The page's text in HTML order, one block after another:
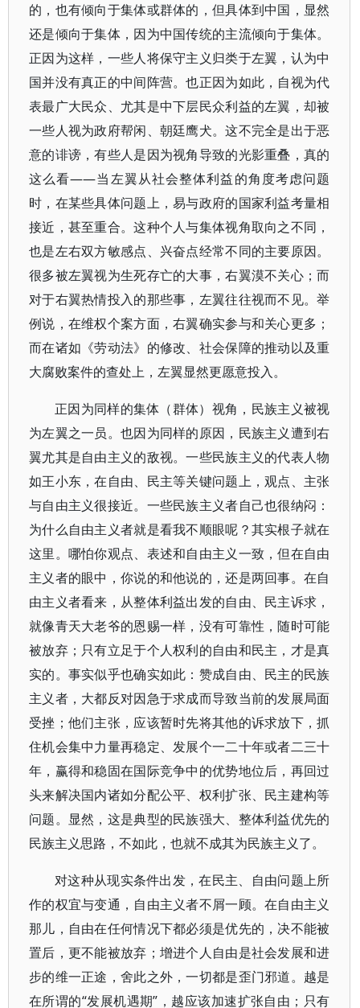
的，也有倾向于集体或群体的，但具体到中国，显然
还是倾向于集体，因为中国传统的主流倾向于集体。
正因为这样，一些人将保守主义归类于左翼，认为中
国并没有真正的中间阵营。也正因为如此，自视为代
表最广大民众、尤其是中下层民众利益的左翼，却被
一些人视为政府帮闲、朝廷鹰犬。这不完全是出于恶
意的诽谤，有些人是因为视角导致的光影重叠，真的
这么看——当左翼从社会整体利益的角度考虑问题
时，在某些具体问题上，易与政府的国家利益考量相
接近，甚至重合。这种个人与集体视角取向之不同，
也是左右双方敏感点、兴奋点经常不同的主要原因。
很多被左翼视为生死存亡的大事，右翼漠不关心；而
对于右翼热情投入的那些事，左翼往往视而不见。举
例说，在维权个案方面，右翼确实参与和关心更多；
而在诸如《劳动法》的修改、社会保障的推动以及重
大腐败案件的查处上，左翼显然更愿意投入。
正因为同样的集体（群体）视角，民族主义被视
为左翼之一员。也因为同样的原因，民族主义遭到右
翼尤其是自由主义的敌视。一些民族主义的代表人物
如王小东，在自由、民主等关键问题上，观点、主张
与自由主义很接近。一些民族主义者自己也很纳闷：
为什么自由主义者就是看我不顺眼呢？其实根子就在
这里。哪怕你观点、表述和自由主义一致，但在自由
主义者的眼中，你说的和他说的，还是两回事。在自
由主义者看来，从整体利益出发的自由、民主诉求，
就像青天大老爷的恩赐一样，没有可靠性，随时可能
被放弃；只有立足于个人权利的自由和民主，才是真
实的。事实似乎也确实如此：赞成自由、民主的民族
主义者，大都反对因急于求成而导致当前的发展局面
受挫；他们主张，应该暂时先将其他的诉求放下，抓
住机会集中力量再稳定、发展个一二十年或者二三十
年，赢得和稳固在国际竞争中的优势地位后，再回过
头来解决国内诸如分配公平、权利扩张、民主建构等
问题。显然，这是典型的民族强大、整体利益优先的
民族主义思路，不如此，也就不成其为民族主义了。
对这种从现实条件出发，在民主、自由问题上所
作的权宜与变通，自由主义者不屑一顾。在自由主义
那儿，自由在任何情况下都必须是优先的，决不能被
置后，更不能被放弃；增进个人自由是社会发展和进
步的维一正途，舍此之外，一切都是歪门邪道。越是
在所谓的“发展机遇期”，越应该加速扩张自由；只有